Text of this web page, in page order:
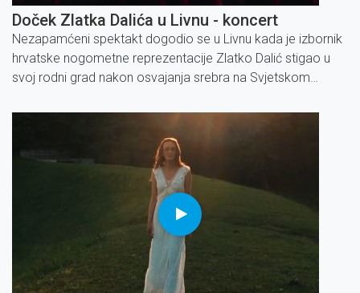
Doček Zlatka Dalića u Livnu - koncert
Nezapamćeni spektakt dogodio se u Livnu kada je izbornik
hrvatske nogometne reprezentacije Zlatko Dalić stigao u
svoj rodni grad nakon osvajanja srebra na Svjetskom